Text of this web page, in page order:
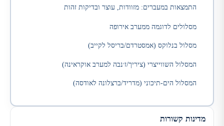
התמצאות במעברים: מזוודות, עוצר ובדיקות זהות
מסלולים לדוגמה ממערב אירופה
מסלול בנלוקס (אמסטרדם/בריסל לקייב)
המסלול השווייצרי (ציריך/ז׳נבה למערב אוקראינה)
המסלול הים-תיכוני (מדריד/ברצלונה לאודסה)
מדינות קשורות